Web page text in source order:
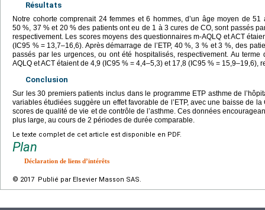
Résultats
Notre cohorte comprenait 24 femmes et 6 hommes, d’un âge moyen de 51
50 %, 37 % et 20 % des patients ont eu de 1 à 3 cures de CO, sont passés
respectivement. Les scores moyens des questionnaires m-AQLQ et ACT
(IC95 % = 13,7–16,6). Après démarrage de l’ETP, 40 %, 3 % et 3 %, des
passés par les urgences, ou ont été hospitalisés, respectivement. Au
AQLQ et ACT étaient de 4,9 (IC95 % = 4,4–5,3) et 17,8 (IC95 % = 15,9–19,6),
Conclusion
Sur les 30 premiers patients inclus dans le programme ETP asthme de
variables étudiées suggère un effet favorable de l’ETP, avec une baisse de
scores de qualité de vie et de contrôle de l’asthme. Ces données
plus large, au cours de 2 périodes de durée comparable.
Le texte complet de cet article est disponible en PDF.
Plan
Déclaration de liens d’intérêts
© 2017 Publié par Elsevier Masson SAS.